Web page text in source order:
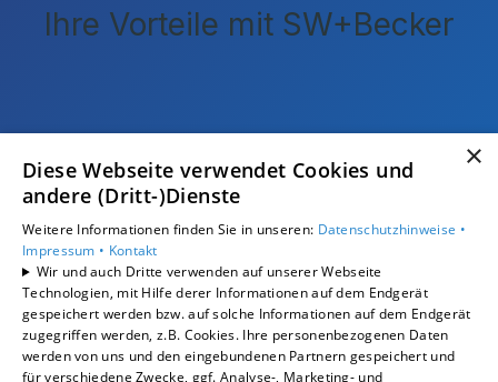
Ihre Vorteile mit SW+Becker
Individueller Service
×
Diese Webseite verwendet Cookies und
andere (Dritt-)Dienste
Weitere Informationen finden Sie in unseren: Datenschutzhinweise •
Impressum • Kontakt
Wir und auch Dritte verwenden auf unserer Webseite
Technologien, mit Hilfe derer Informationen auf dem Endgerät
gespeichert werden bzw. auf solche Informationen auf dem Endgerät
zugegriffen werden, z.B. Cookies. Ihre personenbezogenen Daten
werden von uns und den eingebundenen Partnern gespeichert und
für verschiedene Zwecke, ggf. Analyse-, Marketing- und